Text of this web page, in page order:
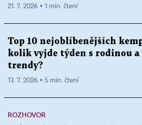
21. 7. 2026 ▪ 1 min. čtení
Top 10 nejoblíbenějších
kolik vyjde týden s rodinou a
trendy?
13. 7. 2026 ▪ 5 min. čtení
ROZHOVOR